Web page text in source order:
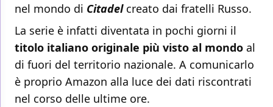
nel mondo di Citadelcreato dai fratelli Russo.
La serie è infatti diventata in pochi giorni il
titolo italiano originale più visto al mondo al
di fuori del territorio nazionale. A comunicarlo
è proprio Amazon alla luce dei dati riscontrati
nel corso delle ultime ore.